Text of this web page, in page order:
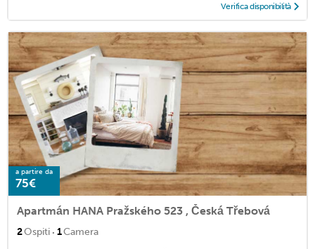
Verifica disponibilità
a partire da
75€
Apartmán HANA Pražského 523 , Česká Třebová
2Ospiti · 1Camera